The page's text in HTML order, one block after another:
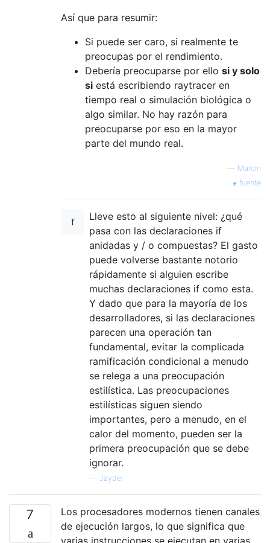
Así que para resumir:
Si puede ser caro, si realmente te
preocupas por el rendimiento.
Debería preocuparse por ello si y solo
si está escribiendo raytracer en
tiempo real o simulación biológica o
algo similar. No hay razón para
preocuparse por eso en la mayor
parte del mundo real.
— Marcin
fuente
Lleve esto al siguiente nivel: ¿qué
pasa con las declaraciones if
anidadas y / o compuestas? El gasto
puede volverse bastante notorio
rápidamente si alguien escribe
muchas declaraciones if como esta.
Y dado que para la mayoría de los
desarrolladores, si las declaraciones
parecen una operación tan
fundamental, evitar la complicada
ramificación condicional a menudo
se relega a una preocupación
estilística. Las preocupaciones
estilísticas siguen siendo
importantes, pero a menudo, en el
calor del momento, pueden ser la
primera preocupación que se debe
ignorar.
— Jaydel
7
Los procesadores modernos tienen canales
de ejecución largos, lo que significa que
varias instrucciones se ejecutan en varias